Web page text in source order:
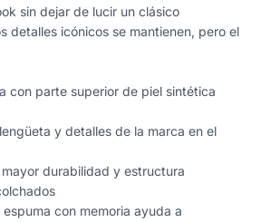
sin dejar de lucir un clásico
detalles icónicos se mantienen, pero el
con parte superior de piel sintética
y detalles de la marca en el
durabilidad y estructura
con memoria ayuda a